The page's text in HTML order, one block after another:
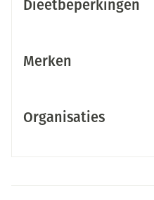
Dieetbeperkingen
Merken
Organisaties